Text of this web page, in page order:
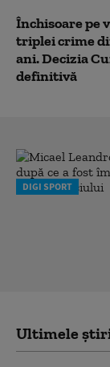
Închisoare pe
triplei crime
ani. Decizia
definitivă
DIGI SPORT
Ultimele